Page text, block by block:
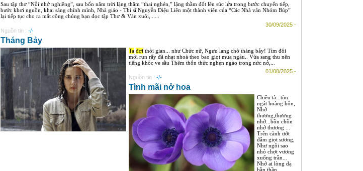
Sau tập thơ “Nỗi nhớ nghiêng”, sau bốn năm trời lặng thầm “thai nghén,” lặng thầm đốt lên sức lửa trong bước chuyển tiếp,
bước khơi nguồn, khai sáng chính mình, Nhà giáo - Thi sĩ Nguyễn Diệu Liên một thành viên của “Các Nhà văn Nhóm Búp”
lại tiếp tục cho ra mắt công chúng bạn đọc tập Thơ & Văn xuôi,......
30/09/2025 -
Nguồn tin : -/-
Tháng Bảy
Ta đợi thời gian... như Chức nữ, Ngưu lang chờ tháng bảy! Tìm đôi
môi run rẩy đã nhạt nhoà theo bao giọt mưa ngâu.. Vừa sang thu nên
tiếng khóc ve sầu Thêm thổn thức nghẹn ngào trong nức nở,...
01/08/2025 -
Nguồn tin : -/-
Tình mãi nở hoa
Chiều tà...tím
ngát hoàng hôn,
Nhớ
thương,thương
nhớ...bồn chồn
nhớ thương ...
Trên cành ướt
đẫm giọt sương,
Như ngôi sao
nhỏ chợt vương
xuống trần...
Nhớ ai lòng dạ
bần thần,...